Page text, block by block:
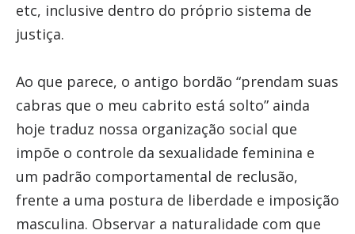
etc, inclusive dentro do próprio sistema de
justiça.
Ao que parece, o antigo bordão “prendam suas
cabras que o meu cabrito está solto” ainda
hoje traduz nossa organização social que
impõe o controle da sexualidade feminina e
um padrão comportamental de reclusão,
frente a uma postura de liberdade e imposição
masculina. Observar a naturalidade com que